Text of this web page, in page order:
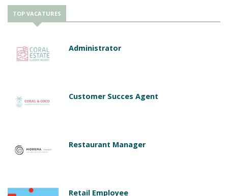
TOP VACATURES
Administrator
Customer Succes Agent
Restaurant Manager
Retail Employee